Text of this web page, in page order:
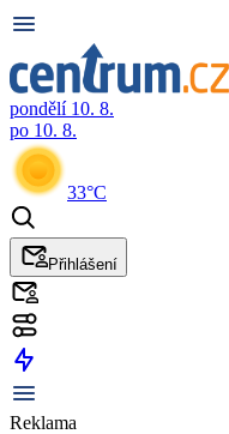
pondělí 10. 8.
po 10. 8.
33°C
Přihlášení
Reklama